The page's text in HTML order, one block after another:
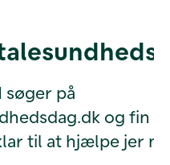
søger på
og fin
til at hjælpe jer